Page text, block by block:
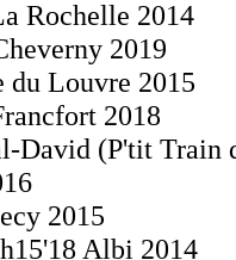
Rochelle 2014
2019
du Louvre 2015
2018
David (P'tit Train
2015
Albi 2014